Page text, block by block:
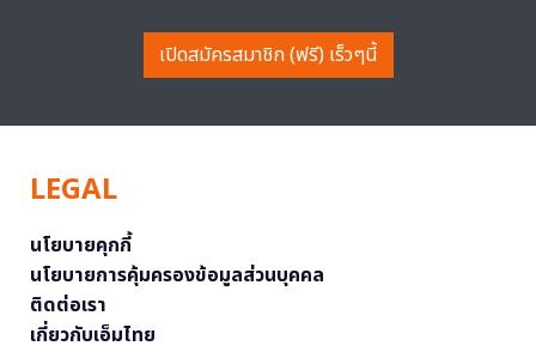
เปิดสมัครสมาชิก (ฟรี) เร็วๆนี้
LEGAL
นโยบายคุกกี้
นโยบายการคุ้มครองข้อมูลส่วนบุคคล
ติดต่อเรา
เกี่ยวกับเอ็มไทย